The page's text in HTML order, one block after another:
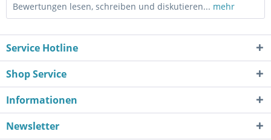
Bewertungen lesen, schreiben und diskutieren... mehr
Service Hotline
Shop Service
Informationen
Newsletter